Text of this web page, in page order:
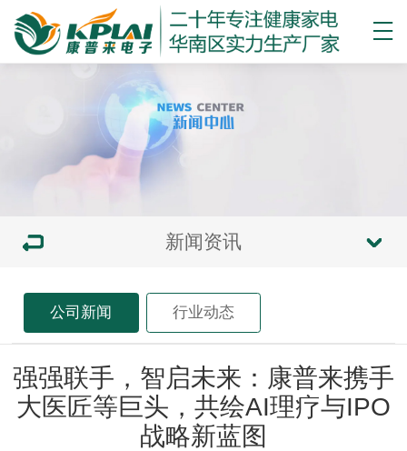
新闻资讯
公司新闻 行业动态
强强联手，智启未来：康普来携手
大医匠等巨头，共绘AI理疗与IPO
战略新蓝图